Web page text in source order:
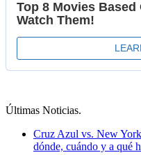
Últimas Noticias.
Cruz Azul vs. New
dónde, cuándo y a qué